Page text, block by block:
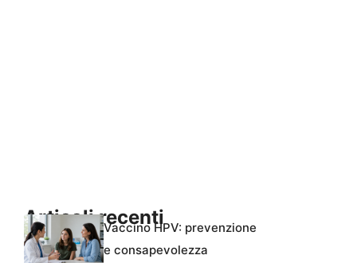
Articoli recentiVaccino HPV: prevenzione
e consapevolezza